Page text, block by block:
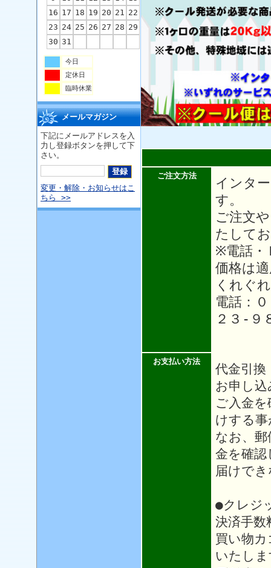
16 17 18 19 20 21
22
23 24 25 26 27 28 29
30 31
今日
定休日
臨時休業
メールマガジン
下記にメールアドレスを入
力し登録ボタンを押して下
さい。
変更・解除・お知らせはこ
ちら >>
ご注文方法
インタ
す。
ご注文
たして
※電話・
価格は
くれぐ
電話：
２３-９
お支払い方法
代金引
お申し
ご入金
けする
なお、
金を確
届けで
●クレジ
決済手数
買い物
いたし